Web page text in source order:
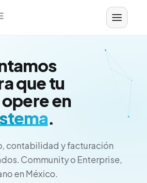
que tu
en
.
contabilidad y facturación
Community o Enterprise,
en México.